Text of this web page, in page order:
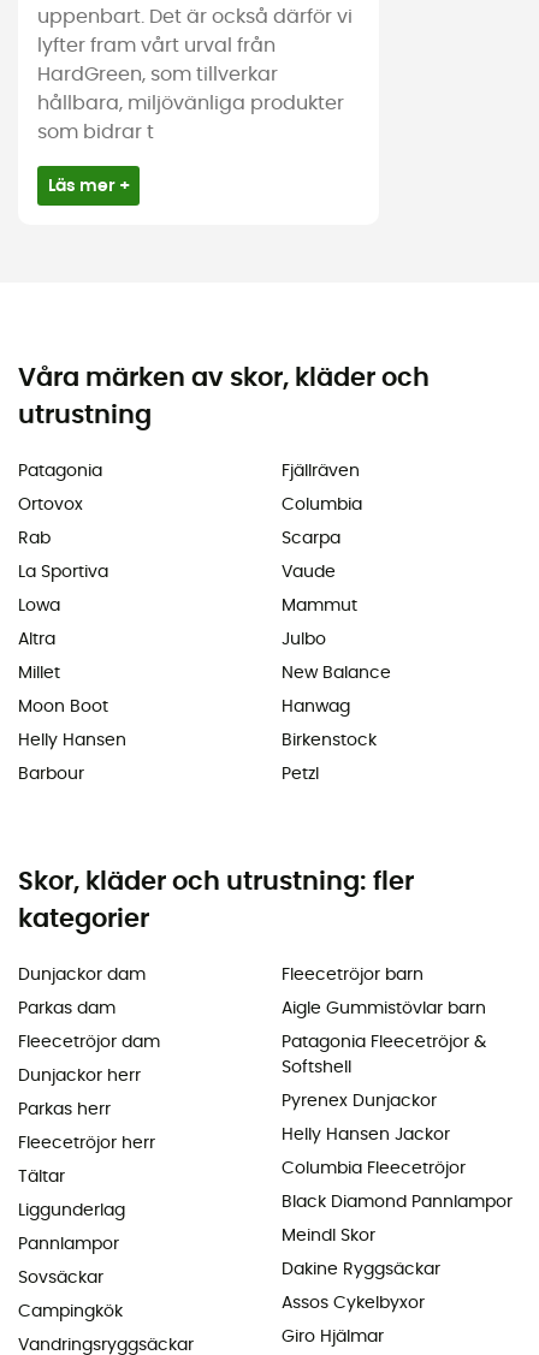
uppenbart. Det är också därför vi
lyfter fram vårt urval från
HardGreen, som tillverkar
hållbara, miljövänliga produkter
som bidrar t
Läs mer +
Våra märken av skor, kläder och
utrustning
Patagonia
Ortovox
Rab
La Sportiva
Lowa
Altra
Millet
Moon Boot
Helly Hansen
Barbour
Fjällräven
Columbia
Scarpa
Vaude
Mammut
Julbo
New Balance
Hanwag
Birkenstock
Petzl
Skor, kläder och utrustning: fler
kategorier
Dunjackor dam
Parkas dam
Fleecetröjor dam
Dunjackor herr
Parkas herr
Fleecetröjor herr
Tältar
Liggunderlag
Pannlampor
Sovsäckar
Campingkök
Vandringsryggsäckar
Fleecetröjor barn
Aigle Gummistövlar barn
Patagonia Fleecetröjor &
Softshell
Pyrenex Dunjackor
Helly Hansen Jackor
Columbia Fleecetröjor
Black Diamond Pannlampor
Meindl Skor
Dakine Ryggsäckar
Assos Cykelbyxor
Giro Hjälmar